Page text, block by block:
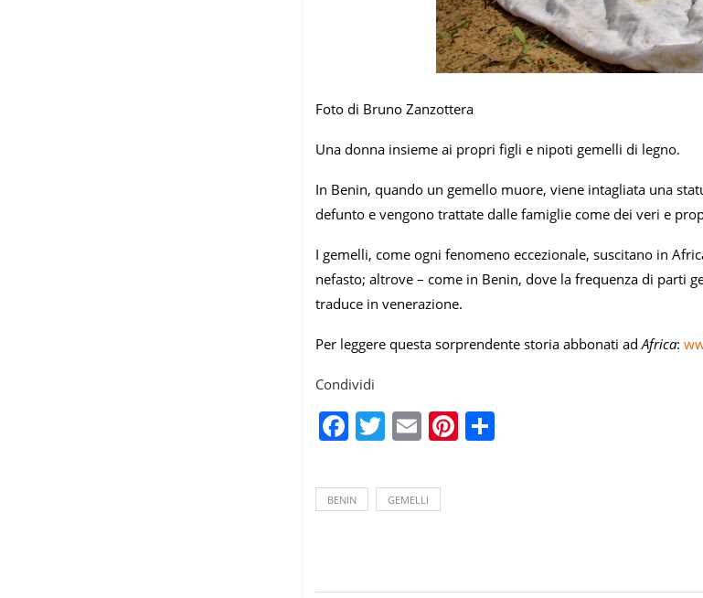
Foto di Bruno Zanzottera
Una donna insieme ai propri figli e nipoti gemelli di legno.
In Benin, quando un gemello muore, viene intagliata una
defunto e vengono trattate dalle famiglie come dei veri e
I gemelli, come ogni fenomeno eccezionale, suscitano in
nefasto; altrove – come in Benin, dove la frequenza di parti
traduce in venerazione.
Per leggere questa sorprendente storia abbonati adAfrica:
Condividi
Facebook
Twitter
EmailPinterest
BENIN GEMELLI